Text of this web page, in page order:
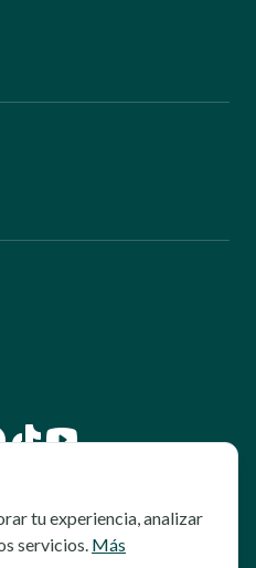
tu experiencia, analizar
servicios. Más